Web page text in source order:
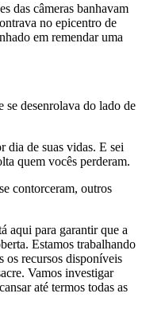
das câmeras banhavam
no epicentro de
em remendar uma
desenrolava do lado de
de suas vidas. E sei
quem vocês perderam.
contorceram, outros
aqui para garantir que a
Estamos trabalhando
os recursos disponíveis
Vamos investigar
até termos todas as